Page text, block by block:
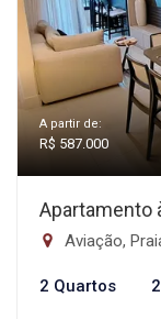
A partir de:
R$ 587.000
Apartamento
Aviação,
2 Quartos